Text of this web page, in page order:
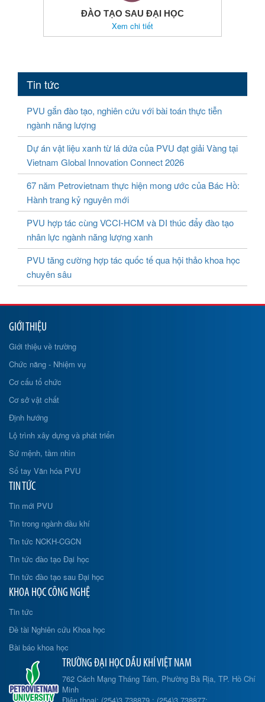
ĐÀO TẠO SAU ĐẠI HỌC
Xem chi tiết
Tin tức
PVU gắn đào tạo, nghiên cứu với bài toán thực tiễn
ngành năng lượng
Dự án vật liệu xanh từ lá dứa của PVU đạt giải Vàng tại
Vietnam Global Innovation Connect 2026
67 năm Petrovietnam thực hiện mong ước của Bác Hồ:
Hành trang kỷ nguyên mới
PVU hợp tác cùng VCCI-HCM và DI thúc đẩy đào tạo
nhân lực ngành năng lượng xanh
PVU tăng cường hợp tác quốc tế qua hội thảo khoa học
chuyên sâu
GIỚI THIỆU
Giới thiệu về trường
Chức năng - Nhiệm vụ
Cơ cấu tổ chức
Cơ sở vật chất
Định hướng
Lộ trình xây dựng và phát triển
Sứ mệnh, tầm nhìn
Sổ tay Văn hóa PVU
TIN TỨC
Tin mới PVU
Tin trong ngành dầu khí
Tin tức NCKH-CGCN
Tin tức đào tạo Đại học
Tin tức đào tạo sau Đại học
KHOA HỌC CÔNG NGHỆ
Tin tức
Đề tài Nghiên cứu Khoa học
Bài báo khoa học
TRƯỜNG ĐẠI HỌC DẦU KHÍ VIỆT NAM
762 Cách Mạng Tháng Tám, Phường Bà Rịa, TP. Hồ Chí
Minh
Điện thoại: (254)3.738879 ; (254)3.738877;